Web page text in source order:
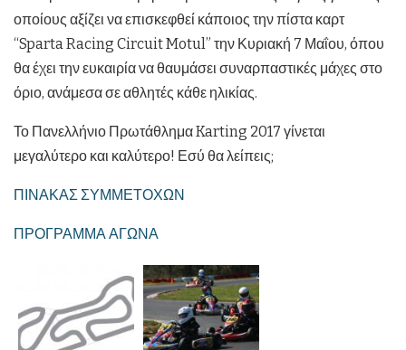
οποίους αξίζει να επισκεφθεί κάποιος την πίστα καρτ
“Sparta Racing Circuit Motul” την Κυριακή 7 Μαΐου, όπου
θα έχει την ευκαιρία να θαυμάσει συναρπαστικές μάχες στο
όριο, ανάμεσα σε αθλητές κάθε ηλικίας.
Το Πανελλήνιο Πρωτάθλημα Karting 2017 γίνεται
μεγαλύτερο και καλύτερο! Εσύ θα λείπεις;
ΠΙΝΑΚΑΣ ΣΥΜΜΕΤΟΧΩΝ
ΠΡΟΓΡΑΜΜΑ ΑΓΩΝΑ